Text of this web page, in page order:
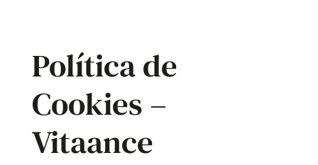
Política de
Cookies –
Vitaance